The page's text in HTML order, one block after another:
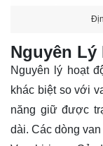
Nguyên Lý
Nguyên lý hoạt
khác biệt so với
năng giữ được
dài. Các dòng